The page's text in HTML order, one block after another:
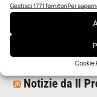
Gestisci 1771 fornitoriPer
Cookie
I nanonastri di
con un singolo
Notizie da Il